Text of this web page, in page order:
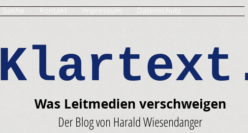
Suche Kontakt Impressum Datenschutz
Was Leitmedien verschweigen
Der Blog von Harald Wiesendanger